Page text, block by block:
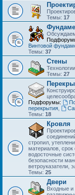
Темы: 17
Винтовой
Темы: 37
Стены
Темы: 27
Подфорумы:
перекрытия
Темы: 18
Кровля
стропил,
материалов, срок
водосточные
безопасности
ветроуказатели,
Темы: 25
Двери
Входные и